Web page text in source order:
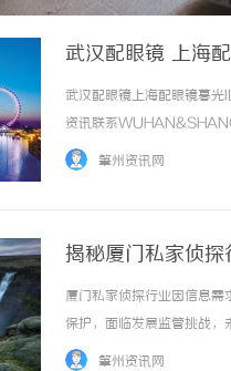
武汉配眼镜 上海
武汉配眼镜上海配眼镜暮光
资讯联系
品牌，现于武汉与上海设
肇州资讯网
揭秘厦门私家侦
厦门私家侦探行业因信息
保护，面临发展监管挑战
肇州资讯网